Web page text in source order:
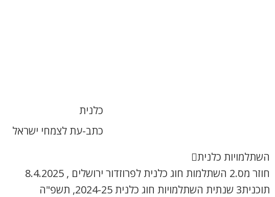
כלנית
כתב-עת לצמחי ישראל
השתלמויות כלנית
חוזר מס.2 השתלמות חוג כלנית לפרוזדור ירושלים , 8.4.2025
תוכנית3 שנתית השתלמויות חוג כלנית 2024-25, תשפ"ה